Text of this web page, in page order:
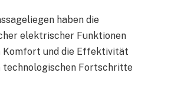
haben die
elektrischer Funktionen
Komfort und die Effektivität
technologischen Fortschritte